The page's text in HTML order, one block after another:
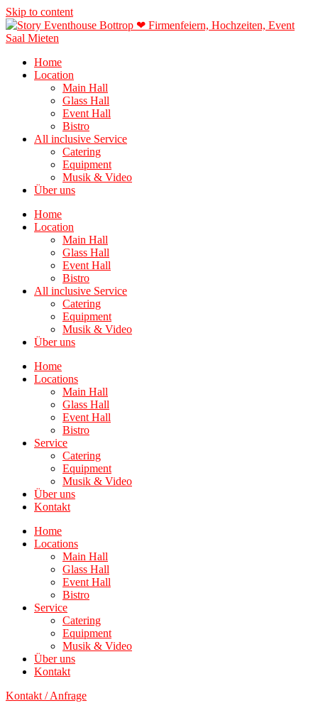
Skip to content
Home
Location
Main Hall
Glass Hall
Event Hall
Bistro
All inclusive Service
Catering
Equipment
Musik & Video
Über uns
Home
Location
Main Hall
Glass Hall
Event Hall
Bistro
All inclusive Service
Catering
Equipment
Musik & Video
Über uns
Home
Locations
Main Hall
Glass Hall
Event Hall
Bistro
Service
Catering
Equipment
Musik & Video
Über uns
Kontakt
Home
Locations
Main Hall
Glass Hall
Event Hall
Bistro
Service
Catering
Equipment
Musik & Video
Über uns
Kontakt
Kontakt / Anfrage